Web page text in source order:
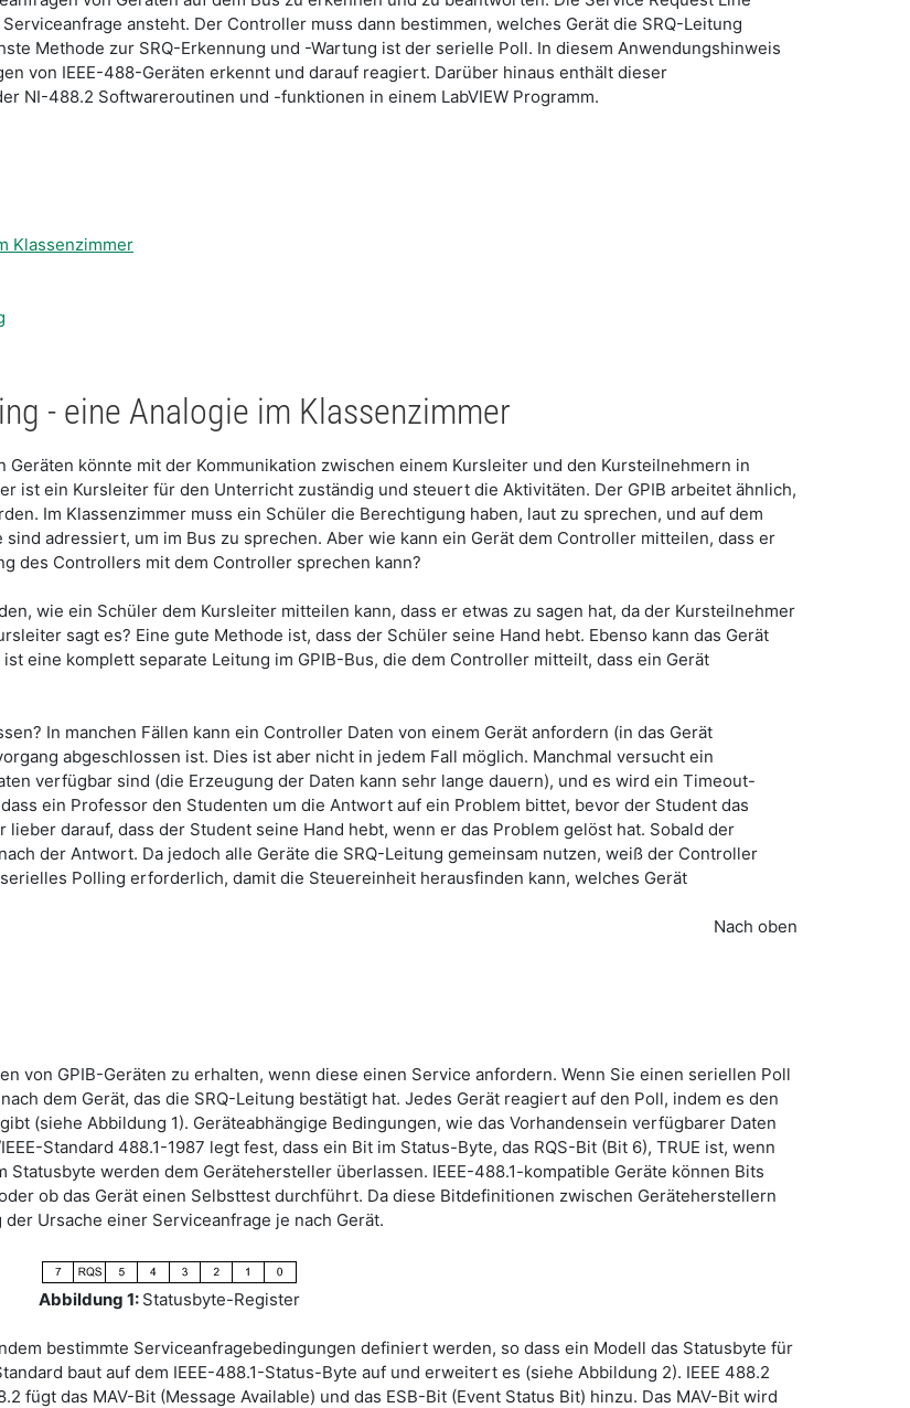
ansteht. Der Controller muss dann bestimmen, welches Gerät die SRQ-Leitung
Methode zur SRQ-Erkennung und -Wartung ist der serielle Poll. In diesem Anwendungshinweis
von IEEE-488-Geräten erkennt und darauf reagiert. Darüber hinaus enthält dieser
NI-488.2 Softwareroutinen und -funktionen in einem LabVIEW Programm.
Klassenzimmer
- eine Analogie im Klassenzimmer
könnte mit der Kommunikation zwischen einem Kursleiter und den Kursteilnehmern in
ist ein Kursleiter für den Unterricht zuständig und steuert die Aktivitäten. Der GPIB arbeitet ähnlich,
Im Klassenzimmer muss ein Schüler die Berechtigung haben, laut zu sprechen, und auf dem
adressiert, um im Bus zu sprechen. Aber wie kann ein Gerät dem Controller mitteilen, dass er
des Controllers mit dem Controller sprechen kann?
wie ein Schüler dem Kursleiter mitteilen kann, dass er etwas zu sagen hat, da der Kursteilnehmer
sagt es? Eine gute Methode ist, dass der Schüler seine Hand hebt. Ebenso kann das Gerät
eine komplett separate Leitung im GPIB-Bus, die dem Controller mitteilt, dass ein Gerät
In manchen Fällen kann ein Controller Daten von einem Gerät anfordern (in das Gerät
abgeschlossen ist. Dies ist aber nicht in jedem Fall möglich. Manchmal versucht ein
verfügbar sind (die Erzeugung der Daten kann sehr lange dauern), und es wird ein Timeout-
ein Professor den Studenten um die Antwort auf ein Problem bittet, bevor der Student das
darauf, dass der Student seine Hand hebt, wenn er das Problem gelöst hat. Sobald der
der Antwort. Da jedoch alle Geräte die SRQ-Leitung gemeinsam nutzen, weiß der Controller
Polling erforderlich, damit die Steuereinheit herausfinden kann, welches Gerät
Nach oben
von GPIB-Geräten zu erhalten, wenn diese einen Service anfordern. Wenn Sie einen seriellen Poll
dem Gerät, das die SRQ-Leitung bestätigt hat. Jedes Gerät reagiert auf den Poll, indem es den
(siehe Abbildung 1). Geräteabhängige Bedingungen, wie das Vorhandensein verfügbarer Daten
Standard 488.1-1987 legt fest, dass ein Bit im Status-Byte, das RQS-Bit (Bit 6), TRUE ist, wenn
werden dem Gerätehersteller überlassen. IEEE-488.1-kompatible Geräte können Bits
ob das Gerät einen Selbsttest durchführt. Da diese Bitdefinitionen zwischen Geräteherstellern
Ursache einer Serviceanfrage je nach Gerät.
Abbildung 1: Statusbyte-Register
bestimmte Serviceanfragebedingungen definiert werden, so dass ein Modell das Statusbyte für
baut auf dem IEEE-488.1-Status-Byte auf und erweitert es (siehe Abbildung 2). IEEE 488.2
fügt das MAV-Bit (Message Available) und das ESB-Bit (Event Status Bit) hinzu. Das MAV-Bit wird